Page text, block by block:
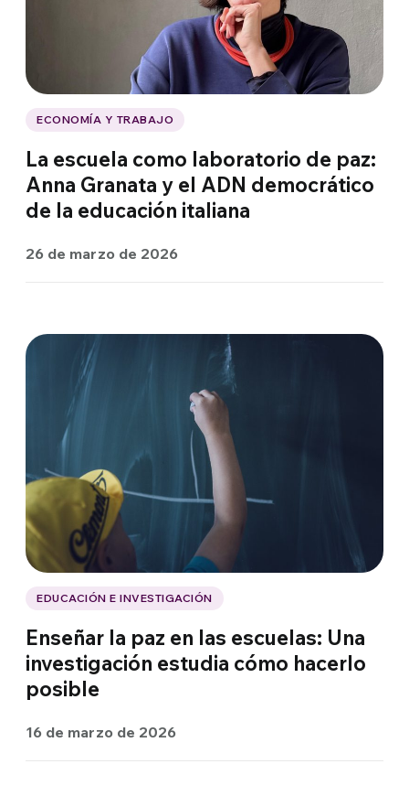
ECONOMÍA Y TRABAJO
La escuela como laboratorio de paz:
Anna Granata y el ADN democrático
de la educación italiana
26 de marzo de 2026
EDUCACIÓN E INVESTIGACIÓN
Enseñar la paz en las escuelas: Una
investigación estudia cómo hacerlo
posible
16 de marzo de 2026